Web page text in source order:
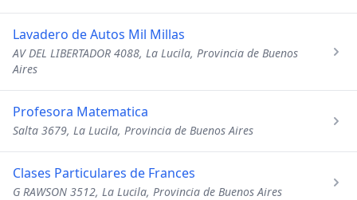
Lavadero de Autos Mil Millas
AV DEL LIBERTADOR 4088, La Lucila, Provincia de Buenos
Aires
Profesora Matematica
Salta 3679, La Lucila, Provincia de Buenos Aires
Clases Particulares de Frances
G RAWSON 3512, La Lucila, Provincia de Buenos Aires